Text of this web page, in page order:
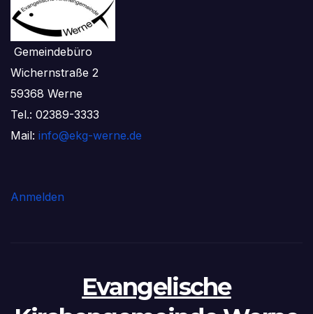
Gemeindebüro
Wichernstraße 2
59368 Werne
Tel.: 02389-3333
Mail: info@ekg-werne.de
Anmelden
Evangelische